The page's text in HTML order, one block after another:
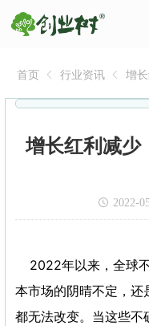
首页 行业资讯
增
增长红利减少
2022-
2022年以来，全球
本市场的阴晴不定，还
都无法改变。当这些不